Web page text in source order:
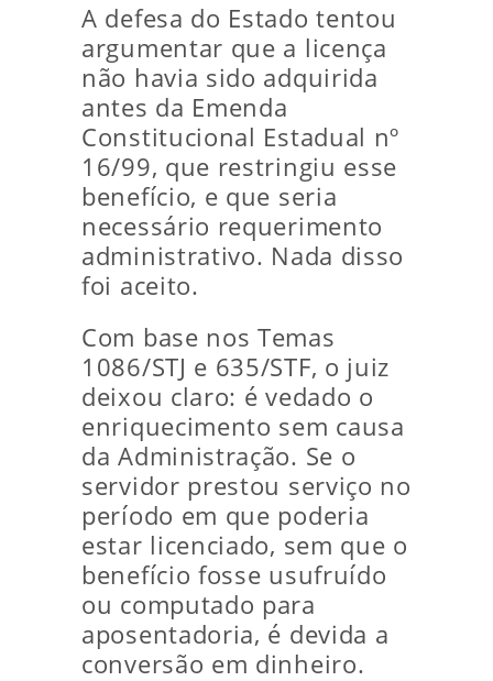
A defesa do Estado tentou
argumentar que a licença
não havia sido adquirida
antes da Emenda
Constitucional Estadual nº
16/99, que restringiu esse
benefício, e que seria
necessário requerimento
administrativo. Nada disso
foi aceito.
Com base nos Temas
1086/STJ e 635/STF, o juiz
deixou claro: é vedado o
enriquecimento sem causa
da Administração. Se o
servidor prestou serviço no
período em que poderia
estar licenciado, sem que o
benefício fosse usufruído
ou computado para
aposentadoria, é devida a
conversão em dinheiro.